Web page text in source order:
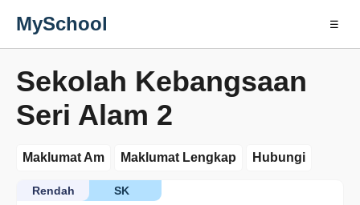
MySchool ☰
Sekolah Kebangsaan
Seri Alam 2
Maklumat Am Maklumat Lengkap Hubungi
SK
Rendah